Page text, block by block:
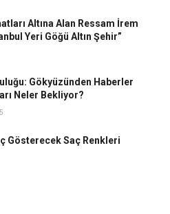
Altına Alan Ressam İrem
Yeri Göğü Altın Şehir”
Gökyüzünden Haberler
Neler Bekliyor?
Gösterecek Saç Renkleri